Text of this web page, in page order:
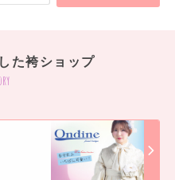
た袴ショップ